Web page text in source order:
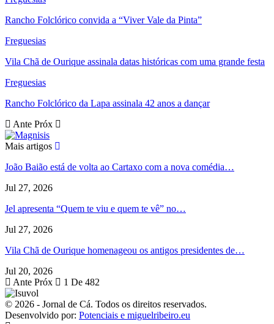
Rancho Folclórico convida a “Viver Vale da Pinta”
Freguesias
Vila Chã de Ourique assinala datas históricas com uma grande festa
Freguesias
Rancho Folclórico da Lapa assinala 42 anos a dançar
Ante Próx
Mais artigos
João Baião está de volta ao Cartaxo com a nova comédia…
Jul 27, 2026
Jel apresenta “Quem te viu e quem te vê” no…
Jul 27, 2026
Vila Chã de Ourique homenageou os antigos presidentes de…
Jul 20, 2026
Ante Próx 1 De 482
© 2026 - Jornal de Cá. Todos os direitos reservados.
Desenvolvido por: Potenciais e miguelribeiro.eu